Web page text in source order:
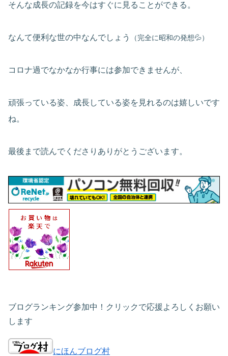
そんな成長の記録を今はすぐに見ることができる。
なんて便利な世の中なんでしょう （完全に昭和の発想💦）
コロナ過でなかなか行事には参加できませんが、
頑張っている姿、成長している姿を見れるのは嬉しいです
ね。
最後まで読んでくださりありがとうございます。
ブログランキング参加中！クリックで応援よろしくお願い
します
にほんブログ村